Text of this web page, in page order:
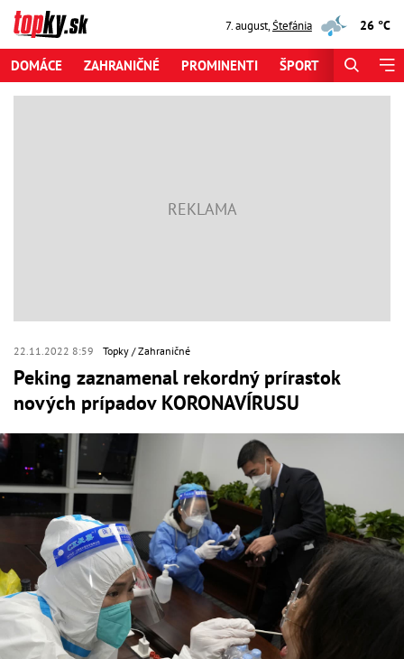
7. august,Štefánia 26 °C
DOMÁCE ZAHRANIČNÉ PROMINENTI ŠPORT
22.11.2022 8:59 Topky Zahraničné
Peking zaznamenal rekordný prírastok
nových prípadov KORONAVÍRUSU